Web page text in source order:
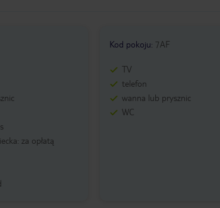
za opłatą
Kod pokoju: 7AF
TV
telefon
wanna lub prysznic
WC